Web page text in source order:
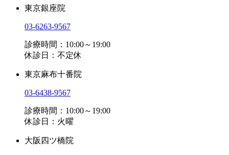
東京銀座院
03-6263-9567
診療時間：10:00～19:00
休診日：不定休
東京麻布十番院
03-6438-9567
診療時間：10:00～19:00
休診日：火曜
大阪四ツ橋院